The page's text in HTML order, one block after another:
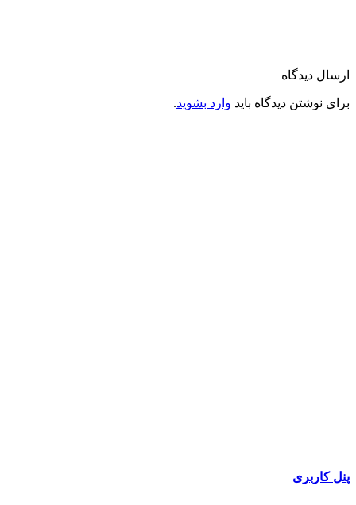
ارسال دیدگاه
برای نوشتن دیدگاه باید وارد بشوید.
پنل کاربری